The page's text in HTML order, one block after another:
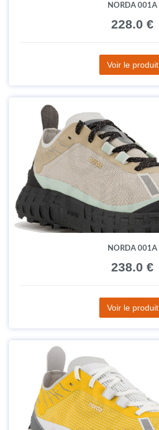
NORDA 001A
228.0 €
Voir le produit
NORDA 001A
238.0 €
Voir le produit